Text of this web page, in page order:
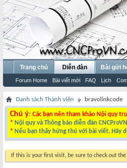
Trang chủ Diễn đàn
Forum Home Bài viết mới FAQ Lịch
Bài gửi
Danh sách Thành viên bravolinkcode
Chú ý: Các bạn nên tham khảo Nội quy
* Nội quy và Thông báo diễn đàn
* Nếu bạn thấy hứng thú với bài viết. Hãy
If this is your first visit, be sure to check out the